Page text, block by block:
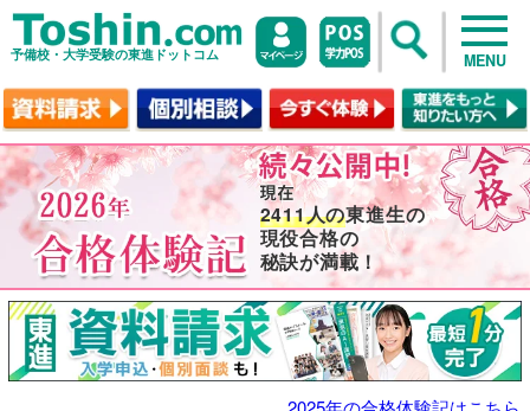
予備校・大学受験の東進ドットコム MENU
2411人の東進生の
現役合格の
秘訣が満載！